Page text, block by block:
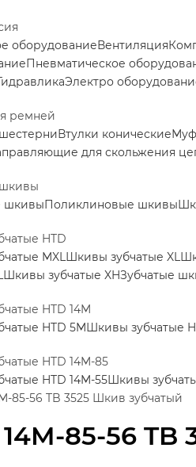
14M-85-56
оборудованиеВентиляция
Пневматическое
Электро
ремней
Втулки конические
для скольжения
шкивыПоликлиновые шкивы
HTD
MXLШкивы зубчатые XL
Шкивы зубчатые XHЗубчатые
HTD 14M
HTD 5MШкивы зубчатые
HTD 14M-85
HTD 14M-55Шкивы
85-56 TB 3525 Шкив зубчатый